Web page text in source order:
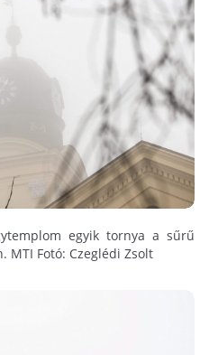
egyik tornya a sűrű
MTI Fotó: Czeglédi Zsolt